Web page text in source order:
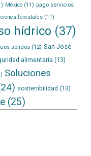
México(11) pago servicios
forestales(11)
hídrico(37)
sólidos(12) San José
alimentaria (13)
Soluciones
sostenibilidad (13)
(25)